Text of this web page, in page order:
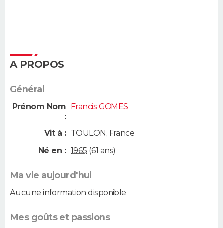
A PROPOS
Général
Prénom Nom
:
Francis GOMES
Vit à : TOULON , France
Né en : 1965 (61 ans)
Ma vie aujourd'hui
Aucune information disponible
Mes goûts et passions